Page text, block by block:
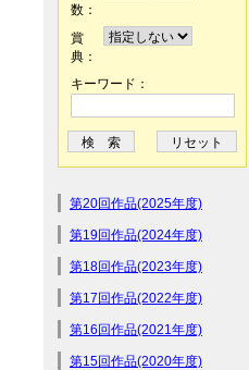
数：
賞
典：
キーワード：
第20回作品(2025年度)
第19回作品(2024年度)
第18回作品(2023年度)
第17回作品(2022年度)
第16回作品(2021年度)
第15回作品(2020年度)